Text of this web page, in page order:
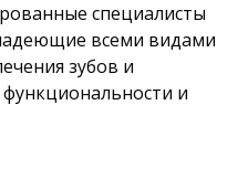
специалисты
всеми видами
зубов и
и